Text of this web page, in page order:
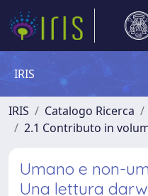
IRIS
IRIS Catalogo Ricerca
2.1 Contributo in
Umano e non-
Una lettura